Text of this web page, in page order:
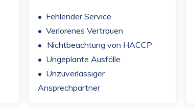
• Fehlender Service
• Verlorenes Vertrauen
• Nichtbeachtung von HACCP
• Ungeplante Ausfälle
• Unzuverlässiger
Ansprechpartner